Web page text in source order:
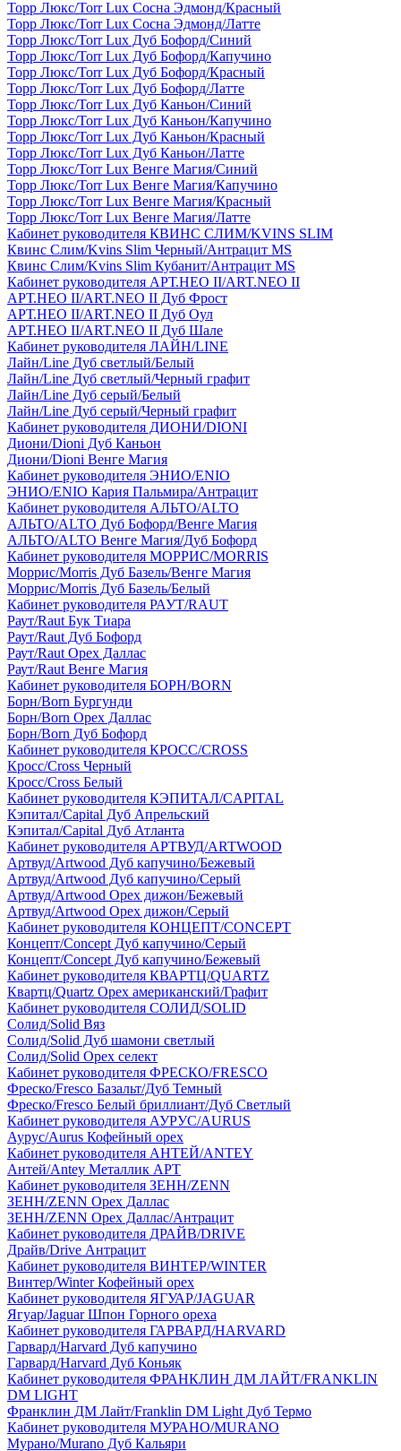
Торр Люкс/Torr Lux Сосна Эдмонд/Красный
Торр Люкс/Torr Lux Сосна Эдмонд/Латте
Торр Люкс/Torr Lux Дуб Бофорд/Синий
Торр Люкс/Torr Lux Дуб Бофорд/Капучино
Торр Люкс/Torr Lux Дуб Бофорд/Красный
Торр Люкс/Torr Lux Дуб Бофорд/Латте
Торр Люкс/Torr Lux Дуб Каньон/Синий
Торр Люкс/Torr Lux Дуб Каньон/Капучино
Торр Люкс/Torr Lux Дуб Каньон/Красный
Торр Люкс/Torr Lux Дуб Каньон/Латте
Торр Люкс/Torr Lux Венге Магия/Синий
Торр Люкс/Torr Lux Венге Магия/Капучино
Торр Люкс/Torr Lux Венге Магия/Красный
Торр Люкс/Torr Lux Венге Магия/Латте
Кабинет руководителя КВИНС СЛИМ/KVINS SLIM
Квинс Слим/Kvins Slim Черный/Антрацит MS
Квинс Слим/Kvins Slim Кубанит/Антрацит MS
Кабинет руководителя АРТ.НЕО II/ART.NEO II
АРТ.НЕО II/ART.NEO II Дуб Фрост
АРТ.НЕО II/ART.NEO II Дуб Оул
АРТ.НЕО II/ART.NEO II Дуб Шале
Кабинет руководителя ЛАЙН/LINE
Лайн/Line Дуб светлый/Белый
Лайн/Line Дуб светлый/Черный графит
Лайн/Line Дуб серый/Белый
Лайн/Line Дуб серый/Черный графит
Кабинет руководителя ДИОНИ/DIONI
Диони/Dioni Дуб Каньон
Диони/Dioni Венге Магия
Кабинет руководителя ЭНИО/ENIO
ЭНИО/ENIO Кария Пальмира/Антрацит
Кабинет руководителя АЛЬТО/ALTO
АЛЬТО/ALTO Дуб Бофорд/Венге Магия
АЛЬТО/ALTO Венге Магия/Дуб Бофорд
Кабинет руководителя МОРРИС/MORRIS
Моррис/Morris Дуб Базель/Венге Магия
Моррис/Morris Дуб Базель/Белый
Кабинет руководителя РАУТ/RAUT
Раут/Raut Бук Тиара
Раут/Raut Дуб Бофорд
Раут/Raut Орех Даллас
Раут/Raut Венге Магия
Кабинет руководителя БОРН/BORN
Борн/Born Бургунди
Борн/Born Орех Даллас
Борн/Born Дуб Бофорд
Кабинет руководителя КРОСС/CROSS
Кросс/Cross Черный
Кросс/Cross Белый
Кабинет руководителя КЭПИТАЛ/CAPITAL
Кэпитал/Capital Дуб Апрельский
Кэпитал/Capital Дуб Атланта
Кабинет руководителя АРТВУД/ARTWOOD
Артвуд/Artwood Дуб капучино/Бежевый
Артвуд/Artwood Дуб капучино/Серый
Артвуд/Artwood Орех дижон/Бежевый
Артвуд/Artwood Орех дижон/Серый
Кабинет руководителя КОНЦЕПТ/CONCEPT
Концепт/Concept Дуб капучино/Серый
Концепт/Concept Дуб капучино/Бежевый
Кабинет руководителя КВАРТЦ/QUARTZ
Квартц/Quartz Орех американский/Графит
Кабинет руководителя СОЛИД/SOLID
Солид/Solid Вяз
Солид/Solid Дуб шамони светлый
Солид/Solid Орех селект
Кабинет руководителя ФРЕСКО/FRESCO
Фреско/Fresco Базальт/Дуб Темный
Фреско/Fresco Белый бриллиант/Дуб Светлый
Кабинет руководителя АУРУС/AURUS
Аурус/Aurus Кофейный орех
Кабинет руководителя АНТЕЙ/ANTEY
Антей/Antey Металлик АРТ
Кабинет руководителя ЗЕНН/ZENN
ЗЕНН/ZENN Орех Даллас
ЗЕНН/ZENN Орех Даллас/Антрацит
Кабинет руководителя ДРАЙВ/DRIVE
Драйв/Drive Антрацит
Кабинет руководителя ВИНТЕР/WINTER
Винтер/Winter Кофейный орех
Кабинет руководителя ЯГУАР/JAGUAR
Ягуар/Jaguar Шпон Горного ореха
Кабинет руководителя ГАРВАРД/HARVARD
Гарвард/Harvard Дуб капучино
Гарвард/Harvard Дуб Коньяк
Кабинет руководителя ФРАНКЛИН ДМ ЛАЙТ/FRANKLIN
DM LIGHT
Франклин ДМ Лайт/Franklin DM Light Дуб Термо
Кабинет руководителя МУРАНО/MURANO
Мурано/Murano Дуб Кальяри